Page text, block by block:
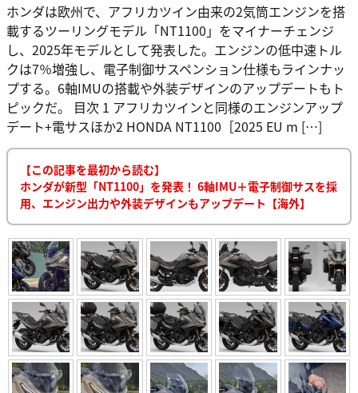
ホンダは欧州で、アフリカツイン由来の2気筒エンジンを搭
載するツーリングモデル「NT1100」をマイナーチェンジ
し、2025年モデルとして発表した。エンジンの低中速トル
クは7％増強し、電子制御サスペンション仕様もラインナッ
プする。6軸IMUの搭載や外装デザインのアップデートもト
ピックだ。 目次 1 アフリカツインと同様のエンジンアップ
デート+電サスほか2 HONDA NT1100［2025 EU m […]
【この記事を最初から読む】
ホンダが新型「NT1100」を発表！ 6軸IMU＋電子制御サスを採
用、エンジン出力や外装デザインもアップデート【海外】